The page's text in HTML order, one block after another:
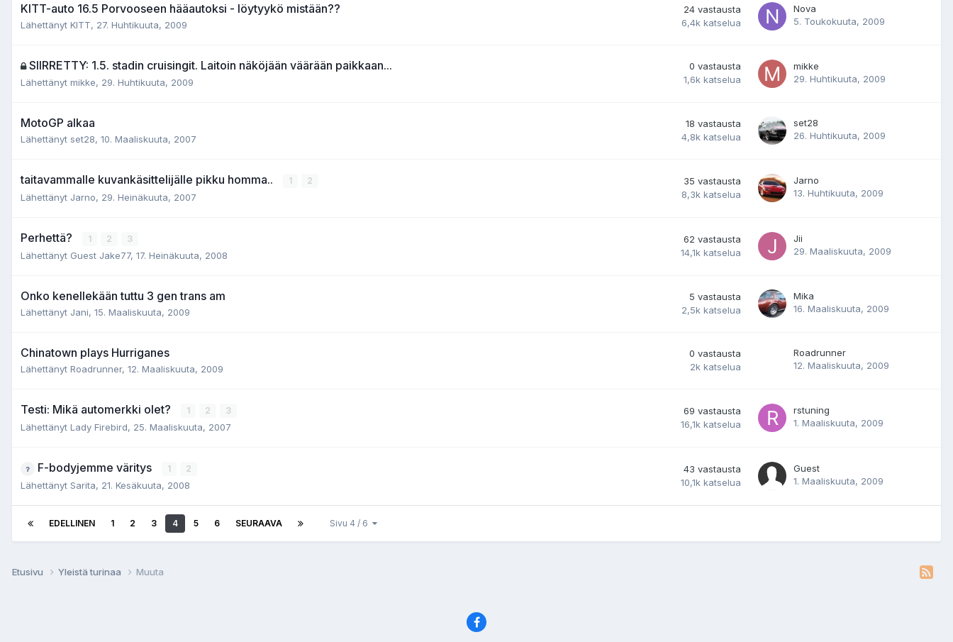
KITT-auto 16.5 Porvooseen hääautoksi - löytyykö mistään??
Lähettänyt KITT, 27. Huhtikuuta, 2009
24 vastausta
6,4k katselua
Nova
5. Toukokuuta, 2009
SIIRRETTY: 1.5. stadin cruisingit. Laitoin näköjään väärään paikkaan...
Lähettänyt mikke, 29. Huhtikuuta, 2009
0 vastausta
1,6k katselua
mikke
29. Huhtikuuta, 2009
MotoGP alkaa
Lähettänyt set28, 10. Maaliskuuta, 2007
18 vastausta
4,8k katselua
set28
26. Huhtikuuta, 2009
taitavammalle kuvankäsittelijälle pikku homma.. 1 2
Lähettänyt Jarno, 29. Heinäkuuta, 2007
35 vastausta
8,3k katselua
Jarno
13. Huhtikuuta, 2009
Perhettä? 1 2 3
Lähettänyt Guest Jake77, 17. Heinäkuuta, 2008
62 vastausta
14,1k katselua
Jii
29. Maaliskuuta, 2009
Onko kenellekään tuttu 3 gen trans am
Lähettänyt Jani, 15. Maaliskuuta, 2009
5 vastausta
2,5k katselua
Mika
16. Maaliskuuta, 2009
Chinatown plays Hurriganes
Lähettänyt Roadrunner, 12. Maaliskuuta, 2009
0 vastausta
2k katselua
Roadrunner
12. Maaliskuuta, 2009
Testi: Mikä automerkki olet? 1 2 3
Lähettänyt Lady Firebird, 25. Maaliskuuta, 2007
69 vastausta
16,1k katselua
rstuning
1. Maaliskuuta, 2009
F-bodyjemme väritys 1 2
Lähettänyt Sarita, 21. Kesäkuuta, 2008
43 vastausta
10,1k katselua
Guest
1. Maaliskuuta, 2009
EDELLINEN 1 2 3 4 5 6 SEURAAVA Sivu 4 / 6
Etusivu Yleistä turinaa Muuta